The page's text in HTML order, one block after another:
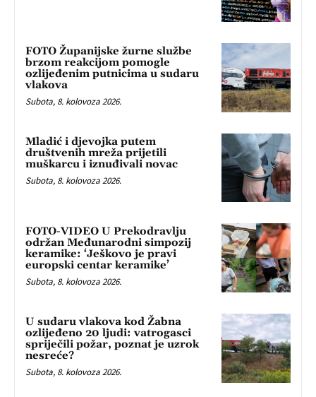
FOTO Županijske žurne službe
brzom reakcijom pomogle
ozlijeđenim putnicima u sudaru
vlakova
Subota, 8. kolovoza 2026.
Mladić i djevojka putem
društvenih mreža prijetili
muškarcu i iznuđivali novac
Subota, 8. kolovoza 2026.
FOTO-VIDEO U Prekodravlju
održan Međunarodni simpozij
keramike: ‘Ješkovo je pravi
europski centar keramike’
Subota, 8. kolovoza 2026.
U sudaru vlakova kod Žabna
ozlijeđeno 20 ljudi: vatrogasci
spriječili požar, poznat je uzrok
nesreće?
Subota, 8. kolovoza 2026.